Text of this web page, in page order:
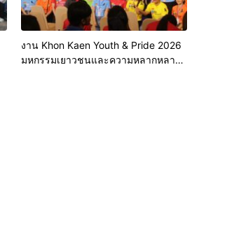
งาน Khon Kaen Youth & Pride 2026
มหกรรมเยาวชนและความหลากหลาย